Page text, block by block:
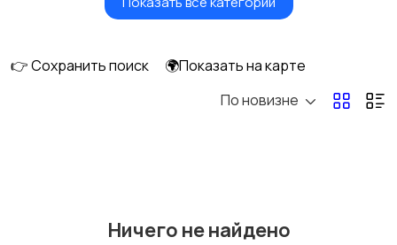
Умные часы и
Стационарные
Запчасти
аккумуляторы
👉 Сохранить поиск
🌍Показать на карте
По новизне
Ничего не найдено